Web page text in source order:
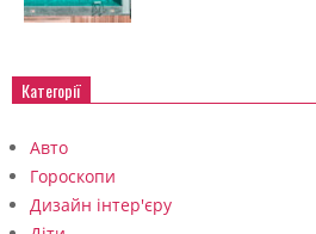
Категорії
Авто
Гороскопи
Дизайн інтер'єру